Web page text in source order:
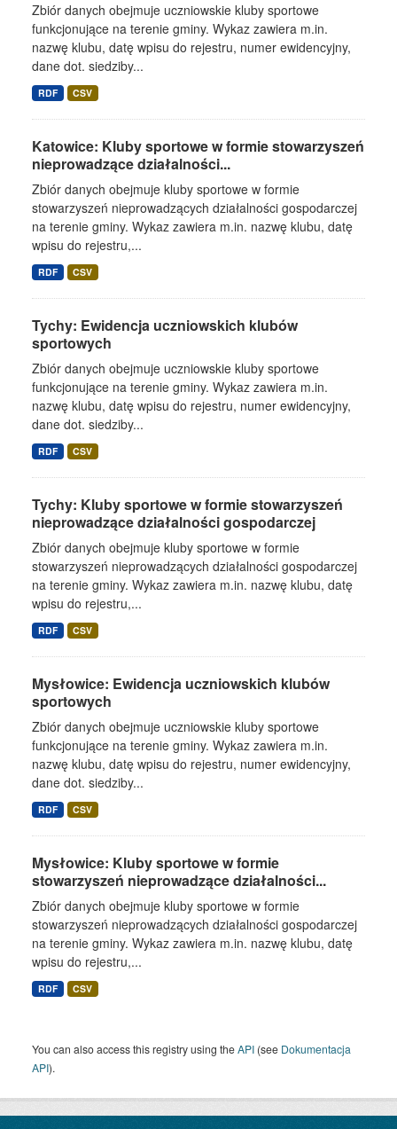
Zbiór danych obejmuje uczniowskie kluby sportowe
funkcjonujące na terenie gminy. Wykaz zawiera m.in.
nazwę klubu, datę wpisu do rejestru, numer ewidencyjny,
dane dot. siedziby...
RDF CSV
Katowice: Kluby sportowe w formie stowarzyszeń
nieprowadzące działalności...
Zbiór danych obejmuje kluby sportowe w formie
stowarzyszeń nieprowadzących działalności gospodarczej
na terenie gminy. Wykaz zawiera m.in. nazwę klubu, datę
wpisu do rejestru,...
RDF CSV
Tychy: Ewidencja uczniowskich klubów
sportowych
Zbiór danych obejmuje uczniowskie kluby sportowe
funkcjonujące na terenie gminy. Wykaz zawiera m.in.
nazwę klubu, datę wpisu do rejestru, numer ewidencyjny,
dane dot. siedziby...
RDF CSV
Tychy: Kluby sportowe w formie stowarzyszeń
nieprowadzące działalności gospodarczej
Zbiór danych obejmuje kluby sportowe w formie
stowarzyszeń nieprowadzących działalności gospodarczej
na terenie gminy. Wykaz zawiera m.in. nazwę klubu, datę
wpisu do rejestru,...
RDF CSV
Mysłowice: Ewidencja uczniowskich klubów
sportowych
Zbiór danych obejmuje uczniowskie kluby sportowe
funkcjonujące na terenie gminy. Wykaz zawiera m.in.
nazwę klubu, datę wpisu do rejestru, numer ewidencyjny,
dane dot. siedziby...
RDF CSV
Mysłowice: Kluby sportowe w formie
stowarzyszeń nieprowadzące działalności...
Zbiór danych obejmuje kluby sportowe w formie
stowarzyszeń nieprowadzących działalności gospodarczej
na terenie gminy. Wykaz zawiera m.in. nazwę klubu, datę
wpisu do rejestru,...
RDF CSV
You can also access this registry using theAPI (see Dokumentacja
API).